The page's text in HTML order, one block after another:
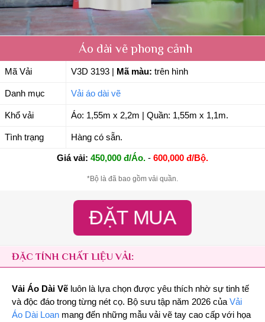
Áo dài vẽ phong cảnh
Mã Vải V3D 3193 Mã màu: trên hình
Danh mục Vải áo dài vẽ
Khổ vải Áo: 1,55m x 2,2m | Quần: 1,55m x 1,1m.
Tình trạng Hàng có sẵn.
Giá vải: 450,000 đ/Áo. - 600,000 đ/Bộ.
*Bộ là đã bao gồm vải quần.
ĐẶT MUA
ĐẶC TÍNH CHẤT LIỆU VẢI:
Vải Áo Dài Vẽ luôn là lựa chọn được yêu thích nhờ sự tinh tế
và độc đáo trong từng nét cọ. Bộ sưu tập năm 2026 của Vải
Áo Dài Loan mang đến những mẫu vải vẽ tay cao cấp với họa